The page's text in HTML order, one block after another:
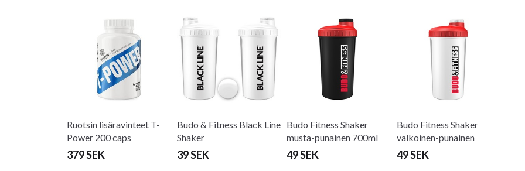
Ruotsin lisäravinteet T-
Power 200 caps
379 SEK
Budo & Fitness Black Line
Shaker
39 SEK
Budo Fitness Shaker
musta-punainen 700ml
49 SEK
Budo Fitness Shaker
valkoinen-punainen
700ml
49 SEK